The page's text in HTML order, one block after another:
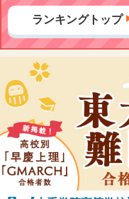
ランキングトップ